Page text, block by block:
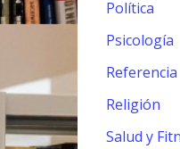
Política
Psicología
Referencia
Religión
Salud y